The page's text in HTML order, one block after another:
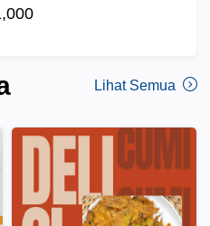
Lihat Semua